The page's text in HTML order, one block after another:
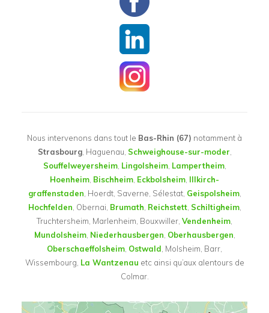
Nous intervenons dans tout le Bas-Rhin (67) notamment à
Strasbourg, Haguenau, Schweighouse-sur-moder
Souffelweyersheim, Lingolsheim, Lampertheim,
Hoenheim Bischheim Eckbolsheim Illkirch-
graffenstaden , Hoerdt, Saverne, Sélestat, Geispolsheim,
Hochfelden , Obernai, Brumath Reichstett, Schiltigheim,
Truchtersheim, Marlenheim, Bouxwiller, Vendenheim
Mundolsheim, Niederhausbergen Oberhausbergen
Oberschaeffolsheim Ostwald , Molsheim, Barr,
Wissembourg, La Wantzenau etc ainsi qu’aux alentours de
Colmar.